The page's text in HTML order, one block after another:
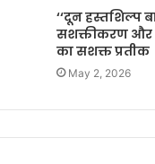
‘‘दून हस्तशिल्प
सशक्तीकरण और
का सशक्त प्रतीक
May 2, 2026